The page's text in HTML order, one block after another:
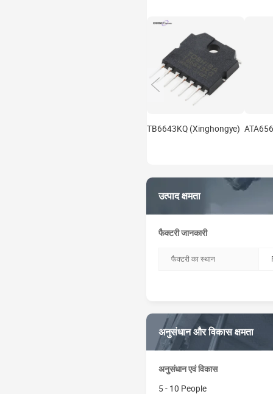
TB6643KQ (Xinghongye)
उत्पाद क्षमता
फैक्टरी जानकारी
फैक्टरी का स्थान
अनुसंधान और विकास क्षमता
अनुसंधान एवं विकास
5 - 10 People